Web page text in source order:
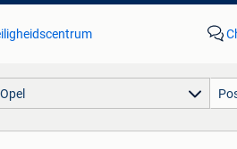
Opel